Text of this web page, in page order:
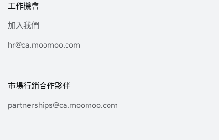
工作機會
加入我們
hr@ca.moomoo.com
市場行銷合作夥伴
partnerships@ca.moomoo.com